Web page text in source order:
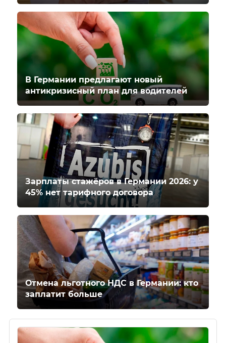
В Германии предлагают новый
антикризисный план для водителей
Зарплаты стажёров в Германии 2026: у
45% нет тарифного договора
Отмена льготного НДС в Германии: кто
заплатит больше